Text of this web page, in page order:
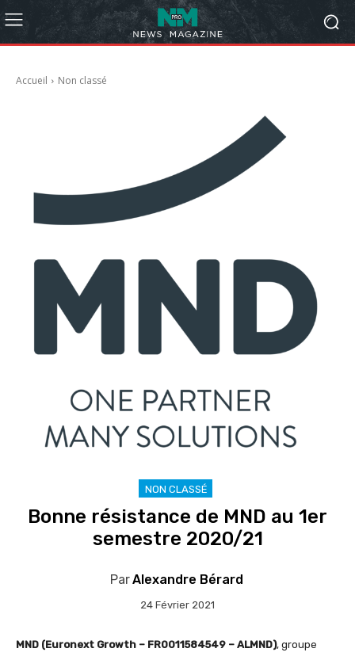
Accueil Non classé
NON CLASSÉ
Bonne résistance de MND au 1er
semestre 2020/21
ParAlexandre Bérard
24 Février 2021
MND (Euronext Growth – FR0011584549 – ALMND), groupe